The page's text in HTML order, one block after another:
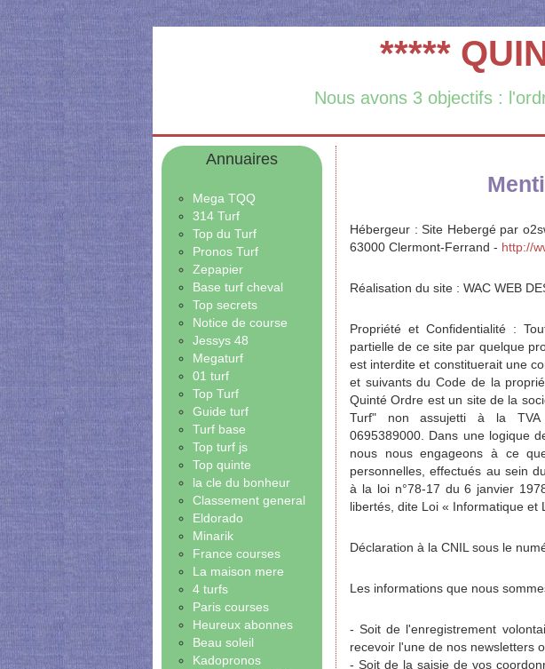
*****
Nous avons 3 objectifs :
Annuaires
Mega TQQ
314 Turf
Top du Turf
Pronos Turf
Zepapier
Base turf cheval
Top secrets
Notice de course
Jessys 48
Megaturf
01 turf
Top Turf
Guide turf
Turf base
Top turf js
Top quinte
la cle du bonheur
Classement general
Eldorado
Minarik
France courses
La maison mere
4 turfs
Paris courses
Heureux abonnes
Beau soleil
Kadopronos
Hébergeur : Site Hebergé par
63000 Clermont-Ferrand - http://
Réalisation du site : WAC WEB
Propriété et Confidentialité :
partielle de ce site par quelque
est interdite et constituerait une
et suivants du Code de la
Quinté Ordre est un site de la
Turf" non assujetti à la TVA
0695389000. Dans une logique
nous nous engageons à ce
personnelles, effectués au sein
à la loi n°78-17 du 6 janvier
libertés, dite Loi « Informatique et
Déclaration à la CNIL sous le
Les informations que nous
- Soit de l'enregistrement
recevoir l'une de nos newsletters
- Soit de la saisie de vos